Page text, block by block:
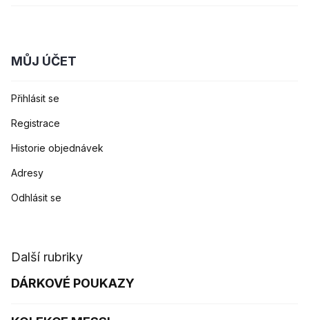
MŮJ ÚČET
Přihlásit se
Registrace
Historie objednávek
Adresy
Odhlásit se
Další rubriky
DÁRKOVÉ POUKAZY